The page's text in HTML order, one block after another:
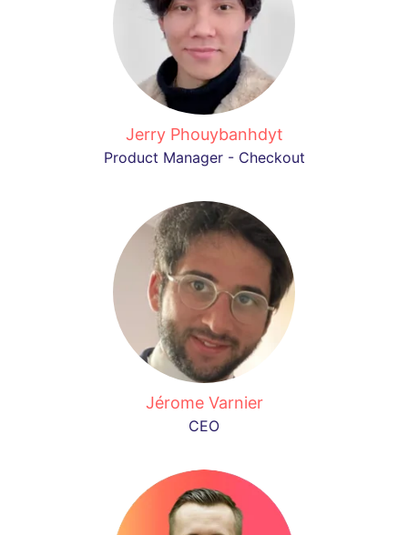
Jerry Phouybanhdyt
Product Manager - Checkout
Jérome Varnier
CEO